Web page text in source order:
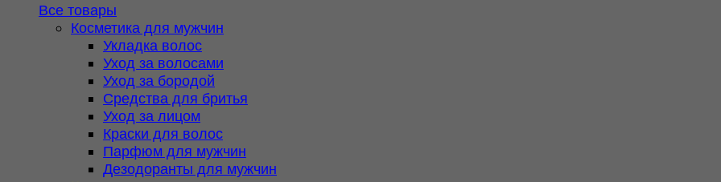
Все товары
Косметика для мужчин
Укладка волос
Уход за волосами
Уход за бородой
Средства для бритья
Уход за лицом
Краски для волос
Парфюм для мужчин
Дезодоранты для мужчин